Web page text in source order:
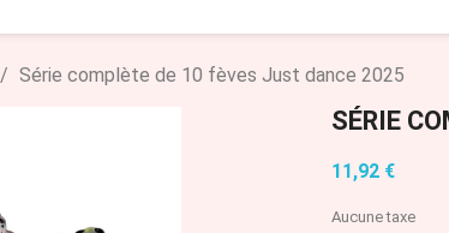
Série complète de 10 fèves Just dance 2025
SÉRIE
11,92 €
Aucune taxe